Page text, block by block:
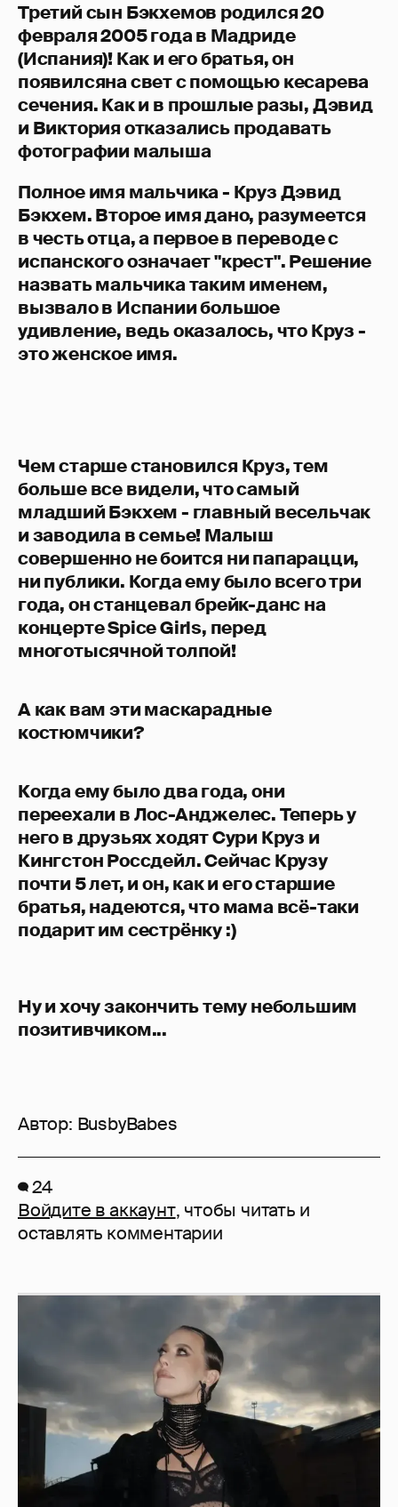
Третий сын Бэкхемов родился 20
февраля 2005 года в Мадриде
(Испания)! Как и его братья, он
появилсяна свет с помощью кесарева
сечения. Как и в прошлые разы, Дэвид
и Виктория отказались продавать
фотографии малыша
Полное имя мальчика - Круз Дэвид
Бэкхем. Второе имя дано, разумеется
в честь отца, а первое в переводе с
испанского означает "крест". Решение
назвать мальчика таким именем,
вызвало в Испании большое
удивление, ведь оказалось, что Круз -
это женское имя.
Чем старше становился Круз, тем
больше все видели, что самый
младший Бэкхем - главный весельчак
и заводила в семье! Малыш
совершенно не боится ни папарацци,
ни публики. Когда ему было всего три
года, он станцевал брейк-данс на
концерте Spice Girls, перед
многотысячной толпой!
А как вам эти маскарадные
костюмчики?
Когда ему было два года, они
переехали в Лос-Анджелес. Теперь у
него в друзьях ходят Сури Круз и
Кингстон Россдейл. Сейчас Крузу
почти 5 лет, и он, как и его старшие
братья, надеются, что мама всё-таки
подарит им сестрёнку :)
Ну и хочу закончить тему небольшим
позитивчиком...
Автор: BusbyBabes
24
Войдите в аккаунт, чтобы читать и
оставлять комментарии